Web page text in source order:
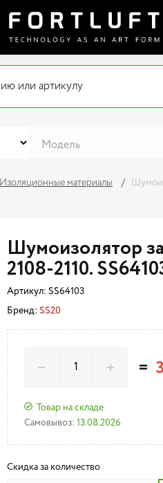
Изоляционные материалы
Шумоизолятор
2108-2110.
Артикул: SS64103
Бренд: SS20
Товар на складе
Самовывоз: 13.08.2026
=
Скидка за количество